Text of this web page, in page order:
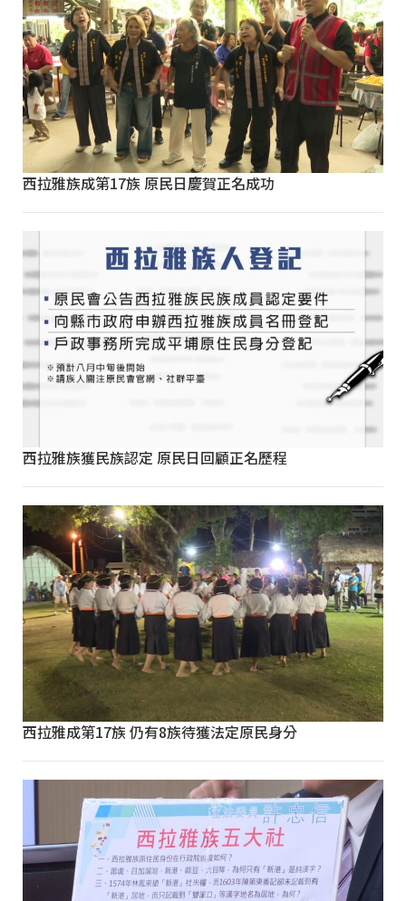
西拉雅族成第17族 原民日慶賀正名成功
西拉雅族獲民族認定 原民日回顧正名歷程
西拉雅成第17族 仍有8族待獲法定原民身分